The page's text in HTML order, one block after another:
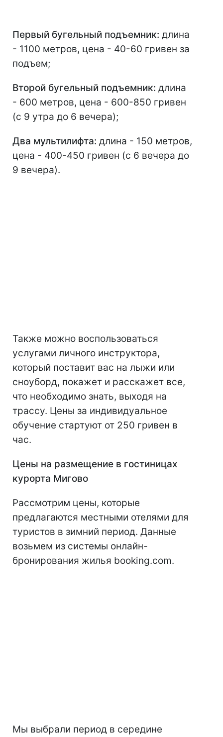
Первый бугельный подъемник: длина
- 1100 метров, цена - 40-60 гривен за
подъем;
Второй бугельный подъемник: длина
- 600 метров, цена - 600-850 гривен
(c 9 утра до 6 вечера);
Два мультилифта: длина - 150 метров,
цена - 400-450 гривен (с 6 вечера до
9 вечера).
Также можно воспользоваться
услугами личного инструктора,
который поставит вас на лыжи или
сноуборд, покажет и расскажет все,
что необходимо знать, выходя на
трассу. Цены за индивидуальное
обучение стартуют от 250 гривен в
час.
Цены на размещение в гостиницах
курорта Мигово
Рассмотрим цены, которые
предлагаются местными отелями для
туристов в зимний период. Данные
возьмем из системы онлайн-
бронирования жилья booking.com.
Мы выбрали период в середине